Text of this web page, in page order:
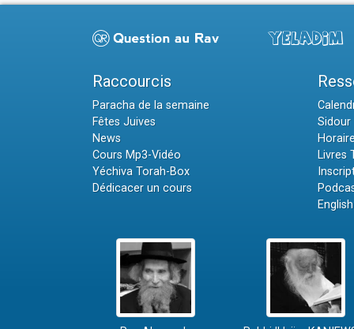
Raccourcis
Paracha de la semaine
Fêtes Juives
News
Cours Mp3-Vidéo
Yéchiva Torah-Box
Dédicacer un cours
Sidour
Livres